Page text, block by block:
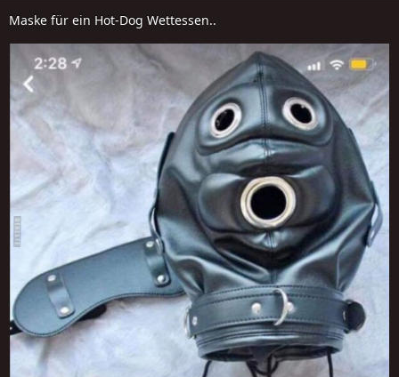
Maske für ein Hot-Dog Wettessen..